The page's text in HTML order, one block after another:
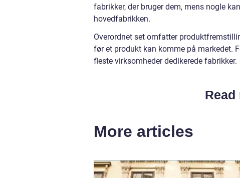
fabrikker, der bruger dem, mens nogle
hovedfabrikken.
Overordnet set omfatter
før et produkt kan komme på markedet.
fleste virksomheder dedikerede fabrikker.
More articles